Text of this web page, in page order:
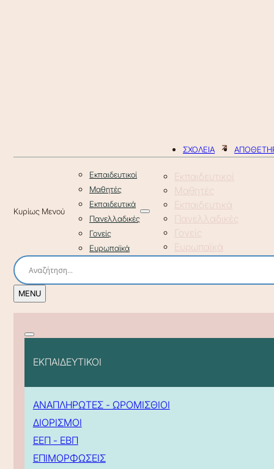
ΣΧΟΛΕΙΑ
Εκπαιδευτικοί
Μαθητές
Εκπαιδευτικά
Πανελλαδικές
Γονείς
Ευρωπαϊκά
Εκπαιδευτικοί
Μαθητές
Εκπαιδευτικά
Πανελλαδικές
Γονείς
Ευρωπαϊκά
ΕΚΠΑΙΔΕΥΤΙΚΟΙ
ΑΝΑΠΛΗΡΩΤΕΣ - ΩΡΟΜΙΣΘΙΟΙ
ΔΙΟΡΙΣΜΟΙ
ΕΕΠ - ΕΒΠ
ΕΠΙΜΟΡΦΩΣΕΙΣ